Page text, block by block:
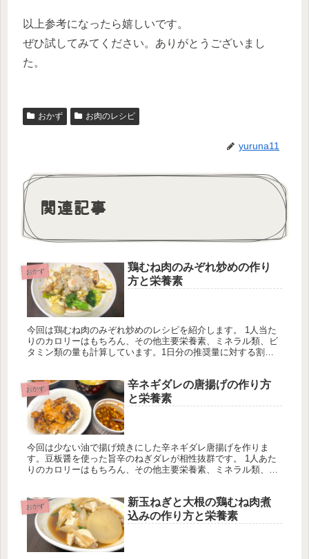
以上参考になったら嬉しいです。
ぜひ試してみてください。ありがとうございまし
た。
おかず お肉のレシピ
yuruna11
関連記事
おかず
鶏むね肉のみぞれ炒めの作り
方と栄養素
今回は鶏むね肉のみぞれ炒めのレシピを紹介します。 1人当た
りのカロリーはもちろん、その他主要栄養素、ミネラル類、ビ
タミン類の量も計算しています。1日分の推奨量に対する割合
おかず
辛ネギダレの唐揚げの作り方
と栄養素
今回は少ない油で揚げ焼きにした辛ネギダレ唐揚げを作りま
す。豆板醤を使った旨辛のねぎダレが相性抜群です。 1人あた
りのカロリーはもちろん、その他主要栄養素、ミネラル類、ビ
おかず
新玉ねぎと大根の鶏むね肉煮
込みの作り方と栄養素